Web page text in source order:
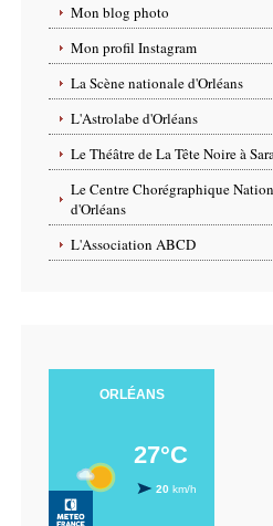
Mon blog photo
Mon profil Instagram
La Scène nationale d'Orléans
L'Astrolabe d'Orléans
Le Théâtre de La Tête Noire à
Le Centre Chorégraphique
d'Orléans
L'Association ABCD